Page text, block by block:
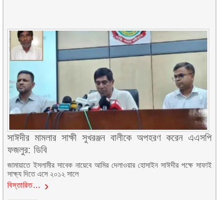
সাঈদীর মামলার সাক্ষী সুখরঞ্জন বালীকে অপহরণ করেন এএসপি
ফজলুর: ডিবি
জামায়াতে ইসলামীর সাবেক নায়েবে আমির দেলাওয়ার হোসাইন সাঈদীর পক্ষে সাফাই
সাক্ষ্য দিতে এসে ২০১২ সালে
বিস্তারিত…